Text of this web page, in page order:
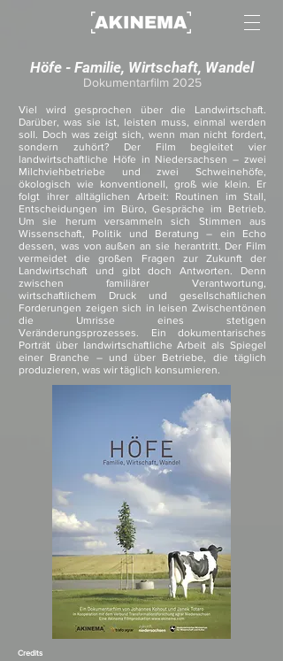
Höfe - Familie, Wirtschaft, Wandel
Dokumentarfilm 2025
Viel wird gesprochen über die Landwirtschaft.
Darüber, was sie ist, leisten muss, einmal werden
soll. Doch was zeigt sich, wenn man nicht fordert,
sondern zuhört? Der Film begleitet vier
landwirtschaftliche Höfe in Niedersachsen – zwei
Milchviehbetriebe und zwei Schweinehöfe,
ökologisch wie konventionell, groß wie klein. Er
folgt ihrer alltäglichen Arbeit: Routinen im Stall,
Entscheidungen im Büro, Gespräche im Betrieb.
Um sie herum versammeln sich Stimmen aus
Wissenschaft, Politik und Beratung – ein Echo
dessen, was von außen an sie herantritt. Der Film
vermeidet die großen Fragen zur Zukunft der
Landwirtschaft und gibt doch Antworten. Denn
zwischen familiärer Verantwortung,
wirtschaftlichem Druck und gesellschaftlichen
Forderungen zeigen sich in leisen Zwischentönen
die Umrisse eines stetigen
Veränderungsprozesses. Ein dokumentarisches
Porträt über landwirtschaftliche Arbeit als Spiegel
einer Branche – und über Betriebe, die täglich
produzieren, was wir täglich konsumieren.
Credits